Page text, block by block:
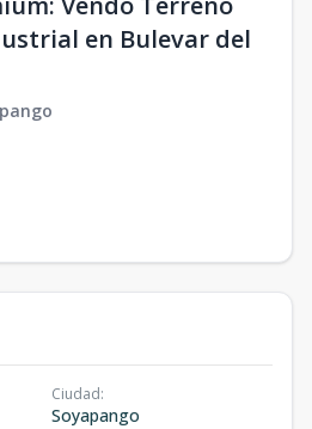
en Bulevar del
Ciudad:
Soyapango